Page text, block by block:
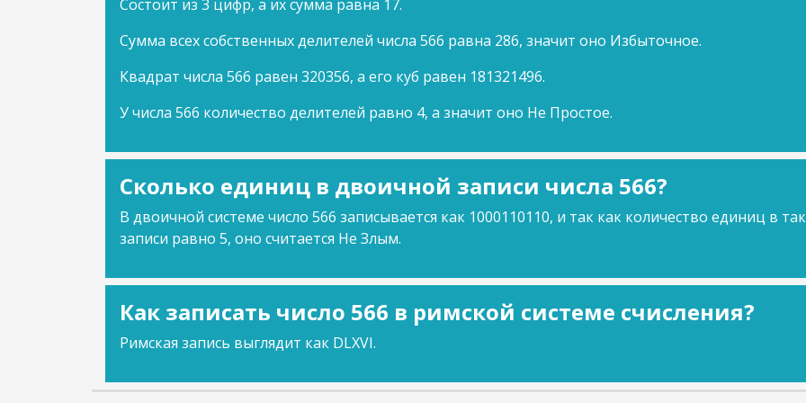
Состоит из 3 цифр, а их сумма равна 17.
Сумма всех собственных делителей числа 566 равна 286, значит оно Избыточное.
Квадрат числа 566 равен 320356, а его куб равен 181321496.
У числа 566 количество делителей равно 4, а значит оно Не Простое.
Сколько единиц в двоичной записи числа 566?
В двоичной системе число 566 записывается как 1000110110, и так как количество единиц в
записи равно 5, оно считается Не Злым.
Как записать число 566 в римской системе счисления?
Римская запись выглядит как DLXVI.